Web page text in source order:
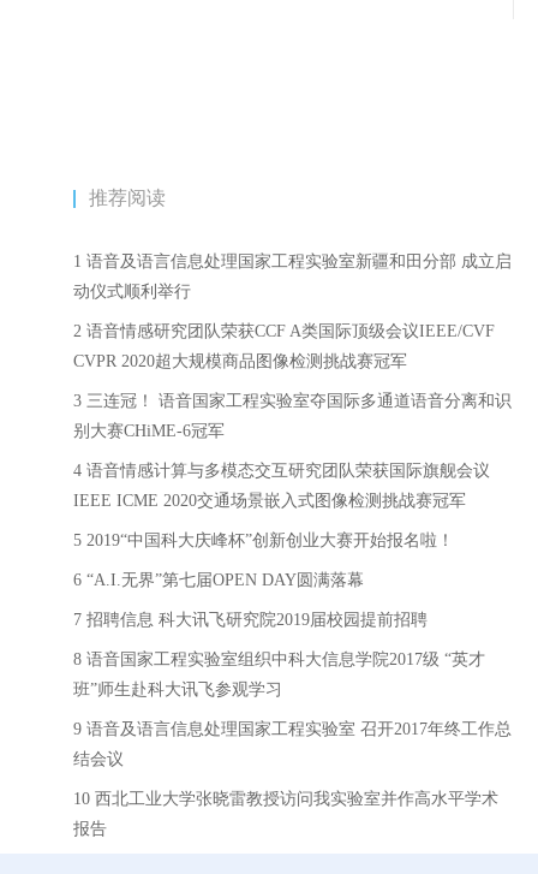
推荐阅读
1 语音及语言信息处理国家工程实验室新疆和田分部 成立启
动仪式顺利举行
2 语音情感研究团队荣获CCF A类国际顶级会议IEEE/CVF
CVPR 2020超大规模商品图像检测挑战赛冠军
3 三连冠！ 语音国家工程实验室夺国际多通道语音分离和识
别大赛CHiME-6冠军
4 语音情感计算与多模态交互研究团队荣获国际旗舰会议
IEEE ICME 2020交通场景嵌入式图像检测挑战赛冠军
5 2019“中国科大庆峰杯”创新创业大赛开始报名啦！
6 “A.I.无界”第七届OPEN DAY圆满落幕
7 招聘信息 科大讯飞研究院2019届校园提前招聘
8 语音国家工程实验室组织中科大信息学院2017级 “英才
班”师生赴科大讯飞参观学习
9 语音及语言信息处理国家工程实验室 召开2017年终工作总
结会议
10 西北工业大学张晓雷教授访问我实验室并作高水平学术
报告